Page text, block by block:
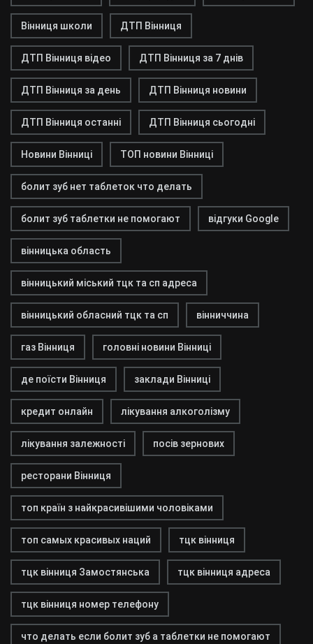
Вінниця школи ДТП Вінниця
ДТП Вінниця відео ДТП Вінниця за 7 днів
ДТП Вінниця за день ДТП Вінниця новини
ДТП Вінниця останні ДТП Вінниця сьогодні
Новини Вінниці ТОП новини Вінниці
болит зуб нет таблеток что делать
болит зуб таблетки не помогают відгуки Google
вінницька область
вінницький міський тцк та сп адреса
вінницький обласний тцк та сп вінниччина
газ Вінниця головні новини Вінниці
де поїсти Вінниця заклади Вінниці
кредит онлайн лікування алкоголізму
лікування залежності посів зернових
ресторани Вінниця
топ країн з найкрасивішими чоловіками
топ самых красивых наций тцк вінниця
тцк вінниця Замостянська тцк вінниця адреса
тцк вінниця номер телефону
что делать если болит зуб а таблетки не помогают